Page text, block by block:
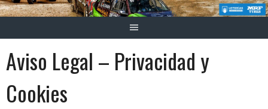
Aviso Legal – Privacidad y
Cookies